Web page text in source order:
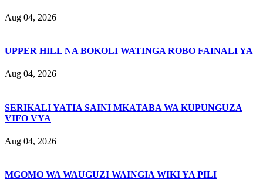
Aug 04, 2026
UPPER HILL NA BOKOLI WATINGA ROBO FAINALI YA
Aug 04, 2026
SERIKALI YATIA SAINI MKATABA WA KUPUNGUZA
VIFO VYA
Aug 04, 2026
MGOMO WA WAUGUZI WAINGIA WIKI YA PILI